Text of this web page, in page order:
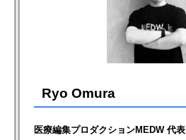
Ryo Omura
医療編集プロダクションMEDW 代表